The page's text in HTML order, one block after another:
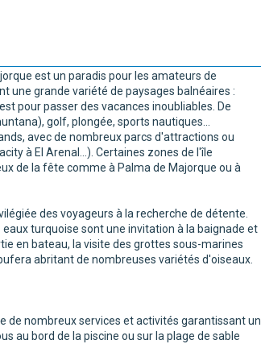
est un paradis pour les amateurs de
une grande variété de paysages balnéaires :
pour passer des vacances inoubliables. De
golf, plongée, sports nautiques...
avec de nombreux parcs d'attractions ou
à El Arenal...). Certaines zones de l'île
de la fête comme à Palma de Majorque ou à
des voyageurs à la recherche de détente.
turquoise sont une invitation à la baignade et
en bateau, la visite des grottes sous-marines
abritant de nombreuses variétés d'oiseaux.
de nombreux services et activités garantissant un
au bord de la piscine ou sur la plage de sable